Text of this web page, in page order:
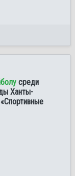
среди
Ханты-